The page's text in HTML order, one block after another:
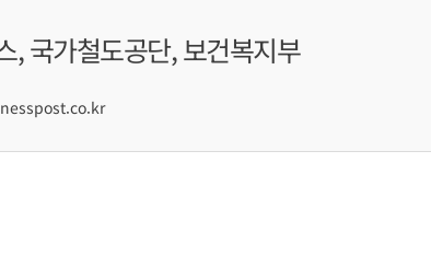
, 국가철도공단, 보건복지부